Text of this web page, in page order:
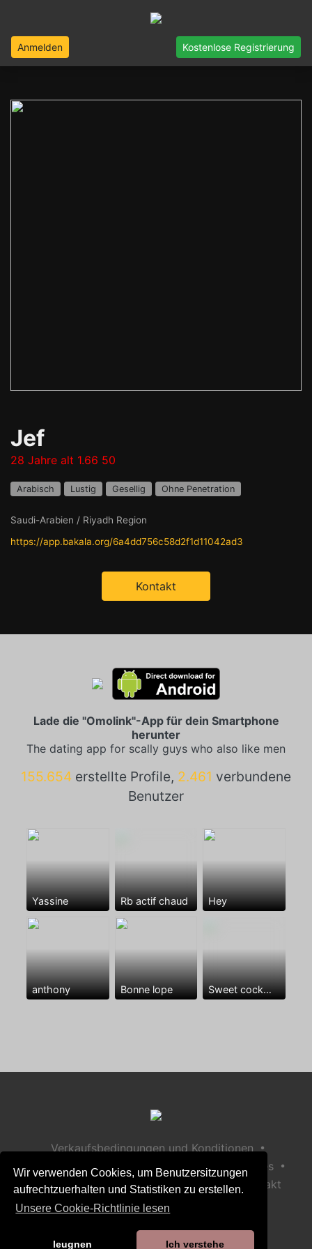
Wir verwenden Cookies, um Benutzersitzungen
aufrechtzuerhalten und Statistiken zu erstellen.
Unsere Cookie-Richtlinie lesen
leugnen Ich verstehe
Anmelden Kostenlose Registrierung
Jef
28 Jahre alt 1.66 50
Arabisch Lustig Gesellig Ohne Penetration
Saudi-Arabien / Riyadh Region
https://app.bakala.org/6a4dd756c58d2f1d11042ad3
Kontakt
Lade die "Omolink"-App für dein Smartphone
herunter
The dating app for scally guys who also like men
155.654 erstellte Profile, 2.461 verbundene
Benutzer
Yassine Rb actif chaud Hey
anthony Bonne lope Sweet cock😘🍆🍆🍆❤️
Verkaufsbedingungen und Konditionen •
Datenschutzerklärung Richtlinie zu Cookies •
Richtlinie zur Kindersicherheit Hilfe / Kontakt